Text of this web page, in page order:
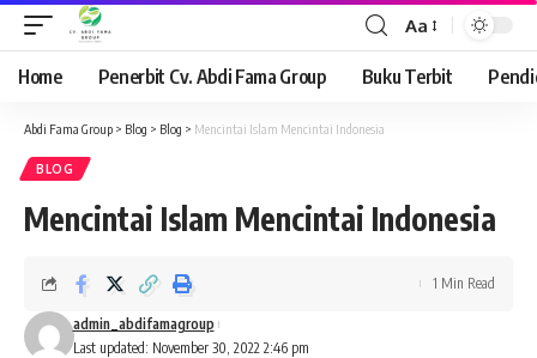
Font
Resizer
Aa
Home Penerbit Cv. Abdi Fama Group Buku Terbit
Abdi Fama Group > Blog > Blog > Mencintai Islam Mencintai Indonesia
BLOG
Mencintai Islam Mencintai Indonesia
Last updated: November 30, 2022 2:46 pm
admin_abdifamagroup
1 Min Read